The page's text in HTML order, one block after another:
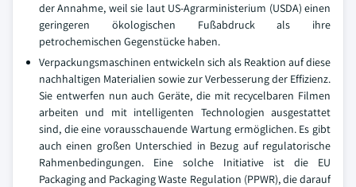
der Annahme, weil sie laut US-Agrarministerium (USDA) einen
geringeren ökologischen Fußabdruck als ihre
petrochemischen Gegenstücke haben.
Verpackungsmaschinen entwickeln sich als Reaktion auf diese
nachhaltigen Materialien sowie zur Verbesserung der Effizienz.
Sie entwerfen nun auch Geräte, die mit recycelbaren Filmen
arbeiten und mit intelligenten Technologien ausgestattet
sind, die eine vorausschauende Wartung ermöglichen. Es gibt
auch einen großen Unterschied in Bezug auf regulatorische
Rahmenbedingungen. Eine solche Initiative ist die EU
Packaging and Packaging Waste Regulation (PPWR), die darauf